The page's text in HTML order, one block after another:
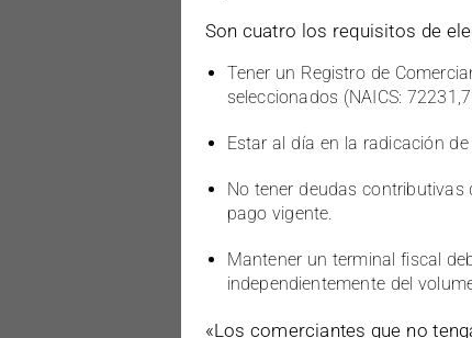
Son cuatro los requisitos de
Tener un Registro de
seleccionados (NAICS:
Estar al día en la radicación
No tener deudas
pago vigente.
Mantener un terminal fiscal
independientemente del
«Los comerciantes que no